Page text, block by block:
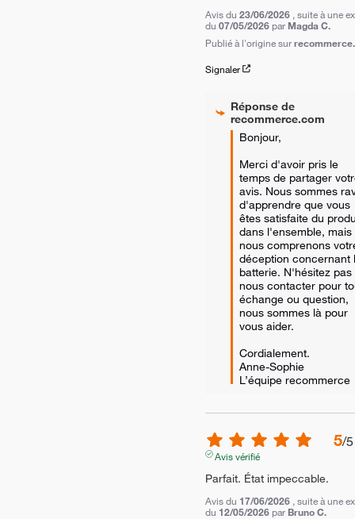
Avis du 23/06/2026 , suite à une
du 07/05/2026 par Magda C.
Publié à l'origine sur
Signaler
Réponse de
recommerce.com
Bonjour,
Merci d'avoir pris le
temps de partager
avis. Nous sommes
d'apprendre que vous
êtes satisfaite du
dans l'ensemble, mais
nous comprenons
déception concernant
batterie. N'hésitez pas
nous contacter pour
échange ou question,
nous sommes là pour
vous aider.
Cordialement.
Anne-Sophie
L’équipe recommerce
5/5
Avis vérifié
Parfait. État impeccable.
Avis du 17/06/2026 , suite à une
du 12/05/2026 par Bruno C.